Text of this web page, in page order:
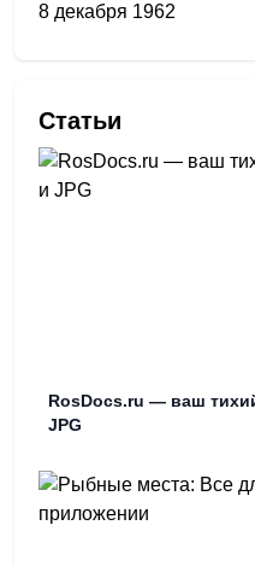
8 декабря 1962
Статьи
RosDocs.ru — ваш
JPG